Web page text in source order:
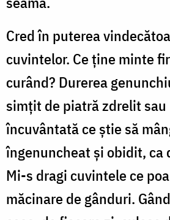
Cred în puterea
cuvintelor. Ce ține minte
curând? Durerea
simțit de piatră zdrelit sau
încuvântată ce știe să
îngenuncheat și obidit, ca
Mi-s dragi cuvintele ce
măcinare de gânduri.